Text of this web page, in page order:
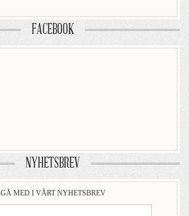
FACEBOOK
NYHETSBREV
GÅ MED I VÅRT NYHETSBREV